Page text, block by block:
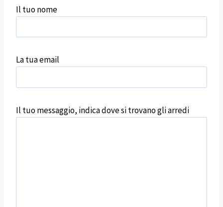
Il tuo nome
La tua email
Il tuo messaggio, indica dove si trovano gli arredi